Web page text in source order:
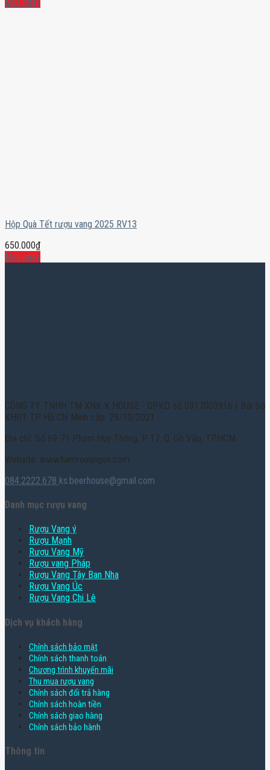
Hộp Quà Tết rượu vang 2025 RV13
650.000₫
Mua ngay
CÔNG TY TNHH TM XNK K HOUSE - GPKD số 0317003916 | Bởi Sở
KHĐT TP. Hồ Chí Minh cấp: 29/10/2021
Địa chỉ: Số 69-71 Phạm Huy Thông, P. 17, Q. Gò Vấp, TPHCM
Website: www.hamruoungon.com
084.2222.678 ks.beerhouse@gmail.com
Danh mục rượu vang
Rượu Vang ý
Rượu Mạnh
Rượu Vang Mỹ
Rượu vang Pháp
Rượu Vang Tây Ban Nha
Rượu Vang Úc
Rượu Vang Chi Lê
Dịch vụ khách hàng
Chính sách bảo mật
Chính sách thanh toán
Chương trình khuyến mãi
Thu mua rượu vang
Chính sách đổi trả hàng
Chính sách hoàn tiền
Chính sách giao hàng
Chính sách bảo hành
Thông tin